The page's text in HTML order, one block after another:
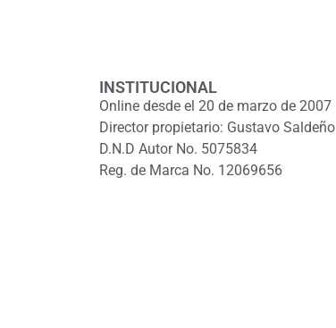
INSTITUCIONAL
Online desde el 20 de marzo de 2007
Director propietario: Gustavo Saldeño
D.N.D Autor No. 5075834
Reg. de Marca No. 12069656